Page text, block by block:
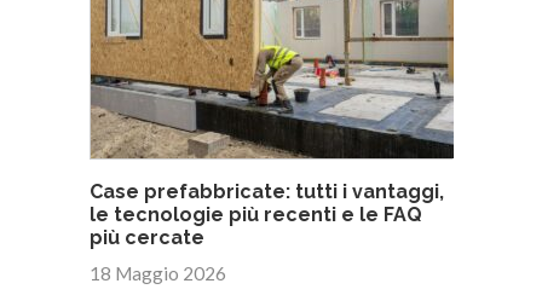
Case prefabbricate: tutti i vantaggi,
le tecnologie più recenti e le FAQ
più cercate
18 Maggio 2026